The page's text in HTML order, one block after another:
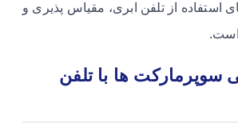
استفاده از تلفن ابری، مقیاس پذیری و
سوپرمارکت ها با تلفن